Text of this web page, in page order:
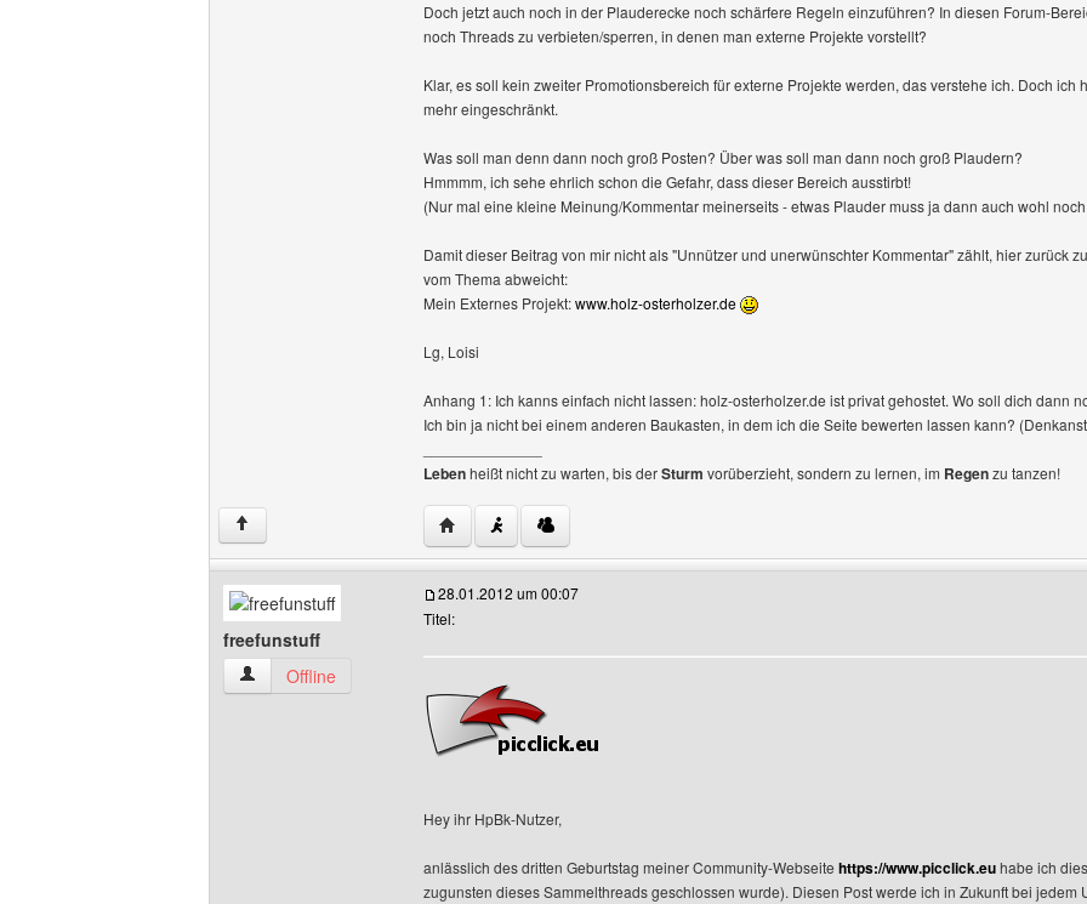
Doch jetzt auch noch in der Plauderecke noch schärfere Regeln einzuführen? In diesen Forum-
noch Threads zu verbieten/sperren, in denen man externe Projekte vorstellt?
Klar, es soll kein zweiter Promotionsbereich für externe Projekte werden, das verstehe ich. Doch ich
mehr eingeschränkt.
Was soll man denn dann noch groß Posten? Über was soll man dann noch groß Plaudern?
Hmmmm, ich sehe ehrlich schon die Gefahr, dass dieser Bereich ausstirbt!
(Nur mal eine kleine Meinung/Kommentar meinerseits - etwas Plauder muss ja dann auch wohl
Damit dieser Beitrag von mir nicht als "Unnützer und unerwünschter Kommentar" zählt, hier zurück
vom Thema abweicht:
Mein Externes Projekt:www.holz-osterholzer.de
Lg, Loisi
Anhang 1: Ich kanns einfach nicht lassen: holz-osterholzer.de ist privat gehostet. Wo soll dich dann
Ich bin ja nicht bei einem anderen Baukasten, in dem ich die Seite bewerten lassen kann?
Lebenheißt nicht zu warten, bis derSturm vorüberzieht, sondern zu lernen, im Regenzu tanzen!
↑ Website dieses Benutzers besuchen: holz-osterholzer
freefunstuff
freefunstuff Benutzer-Profile anzeigen
Offline
28.01.2012 um 00:07
Titel:
Hey ihr HpBk-Nutzer,
anlässlich des dritten Geburtstag meiner Community-Webseite https://www.picclick.euhabe ich
zugunsten dieses Sammelthreads geschlossen wurde). Diesen Post werde ich in Zukunft bei